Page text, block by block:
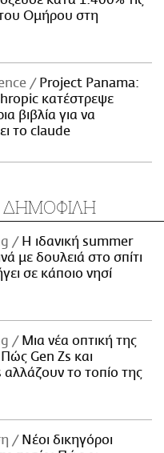
Ομήρου στη
Project Panama:
κατέστρεψε
βιβλία για να
το claude
ΔΗΜΟΦΙΛΗ
Η ιδανική summer
με δουλειά στο σπίτι
σε κάποιο νησί
Μια νέα οπτική της
Πώς Gen Zs και
το τοπίο της
Νέοι δικηγόροι